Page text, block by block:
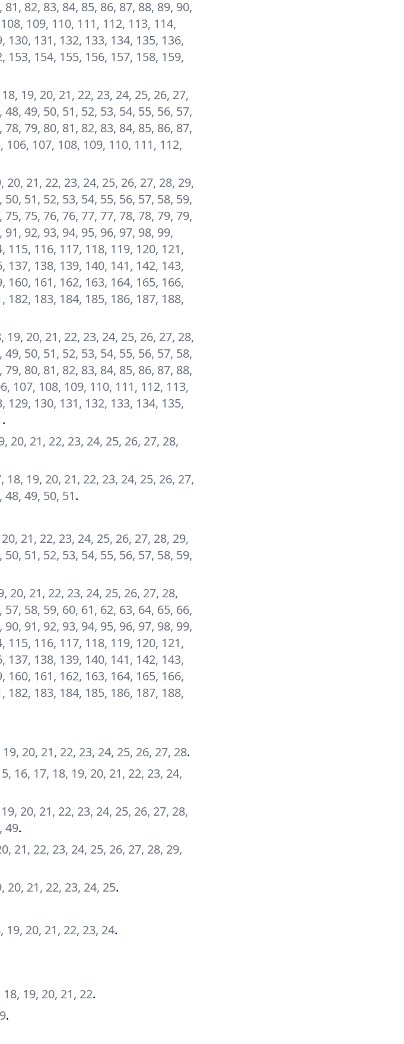
82, 83, 84, 85, 86, 87, 88, 89, 90,
109, 110, 111, 112, 113, 114,
130, 131, 132, 133, 134, 135, 136,
153, 154, 155, 156, 157, 158, 159,
19, 20, 21, 22, 23, 24, 25, 26, 27,
49, 50, 51, 52, 53, 54, 55, 56, 57,
79, 80, 81, 82, 83, 84, 85, 86, 87,
106, 107, 108, 109, 110, 111, 112,
20, 21, 22, 23, 24, 25, 26, 27, 28, 29,
51, 52, 53, 54, 55, 56, 57, 58, 59,
75, 76, 76, 77, 77, 78, 78, 79, 79,
92, 93, 94, 95, 96, 97, 98, 99,
115, 116, 117, 118, 119, 120, 121,
137, 138, 139, 140, 141, 142, 143,
160, 161, 162, 163, 164, 165, 166,
182, 183, 184, 185, 186, 187, 188,
19, 20, 21, 22, 23, 24, 25, 26, 27, 28,
50, 51, 52, 53, 54, 55, 56, 57, 58,
80, 81, 82, 83, 84, 85, 86, 87, 88,
107, 108, 109, 110, 111, 112, 113,
129, 130, 131, 132, 133, 134, 135,
.
20, 21, 22, 23, 24, 25, 26, 27, 28,
18, 19, 20, 21, 22, 23, 24, 25, 26, 27,
49, 50, 51.
21, 22, 23, 24, 25, 26, 27, 28, 29,
51, 52, 53, 54, 55, 56, 57, 58, 59,
20, 21, 22, 23, 24, 25, 26, 27, 28,
58, 59, 60, 61, 62, 63, 64, 65, 66,
91, 92, 93, 94, 95, 96, 97, 98, 99,
115, 116, 117, 118, 119, 120, 121,
137, 138, 139, 140, 141, 142, 143,
160, 161, 162, 163, 164, 165, 166,
182, 183, 184, 185, 186, 187, 188,
20, 21, 22, 23, 24, 25, 26, 27, 28.
16, 17, 18, 19, 20, 21, 22, 23, 24,
20, 21, 22, 23, 24, 25, 26, 27, 28,
49.
21, 22, 23, 24, 25, 26, 27, 28, 29,
20, 21, 22, 23, 24, 25.
19, 20, 21, 22, 23, 24.
19, 20, 21, 22.
.